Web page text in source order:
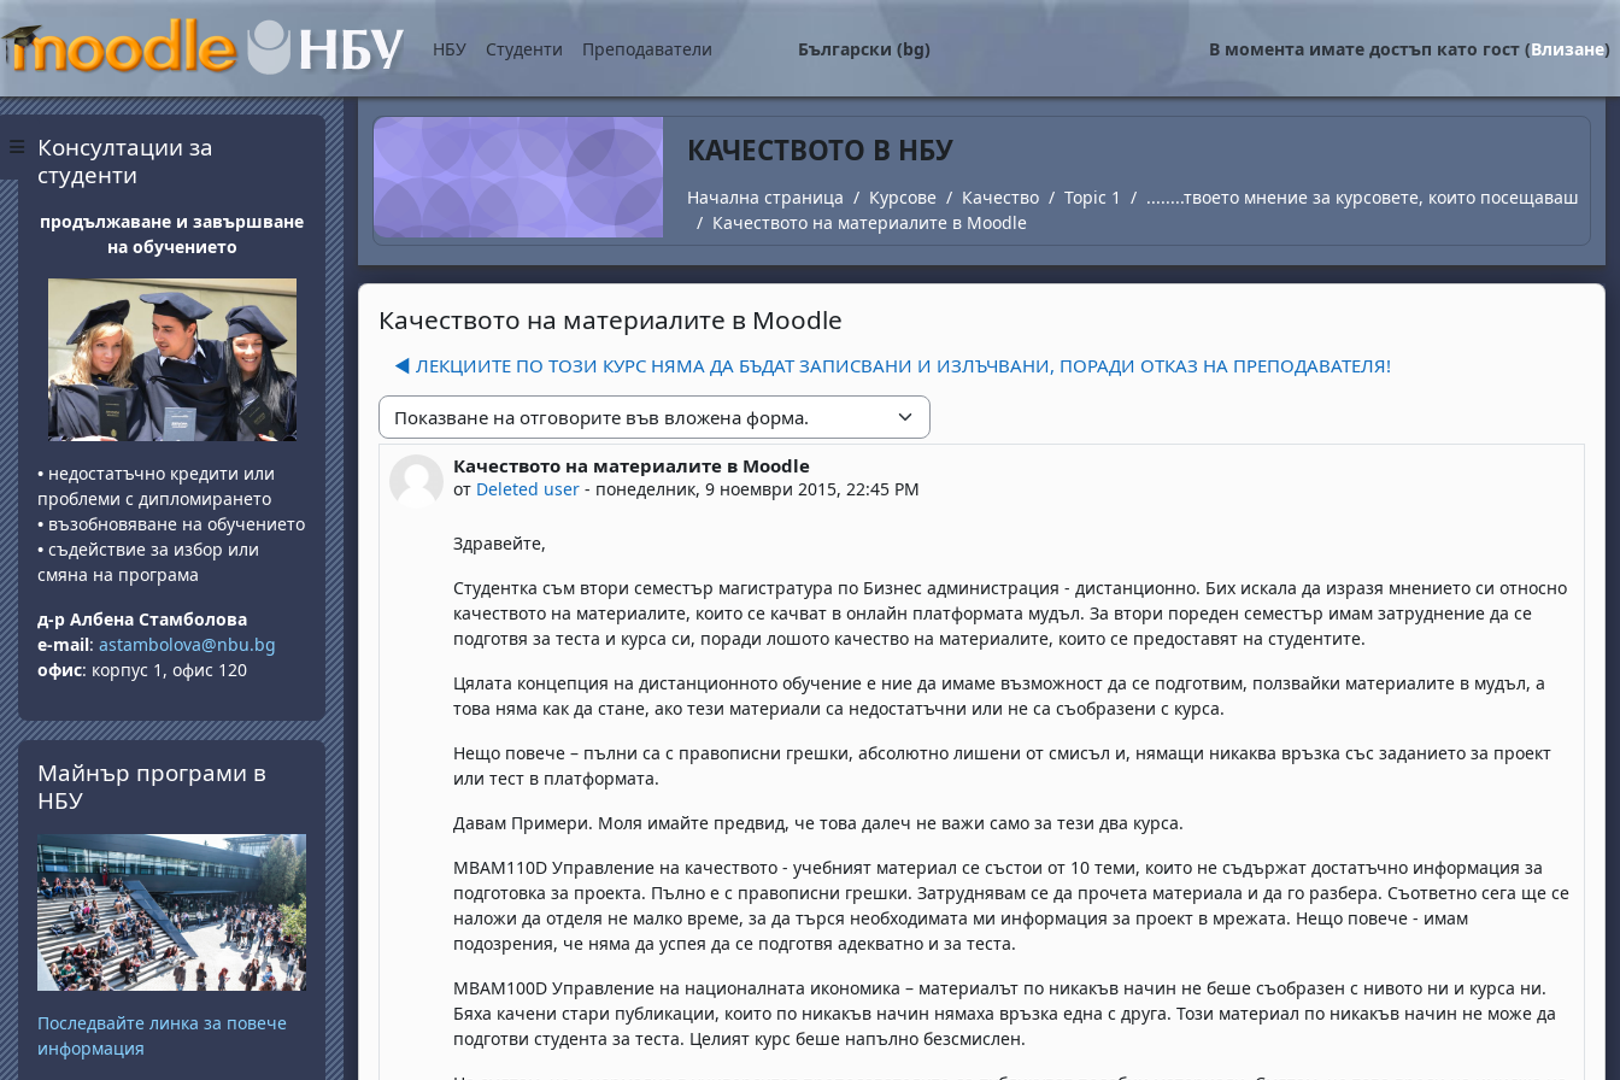
Прескочи на основното съдържание
Страничен панел
НБУ Студенти Преподаватели Български ‎(bg)‎ В момента имате достъп като гост (Влизане)
КАЧЕСТВОТО В НБУ
Начална страница Курсове Качество Topic 1
........твоето мнение за курсовете, които посещаваш
Качеството на материалите в Moodle
Качеството на материалите в Moodle
◀︎ ЛЕКЦИИТЕ ПО ТОЗИ КУРС НЯМА ДА БЪДАТ ЗАПИСВАНИ И ИЗЛЪЧВАНИ, ПОРАДИ ОТКАЗ НА ПРЕПОДАВАТЕЛЯ!
Начин на показване
Качеството на материалите в Moodle
от Deleted user - понеделник, 9 ноември 2015, 22:45 PM
Number of replies: 0
Здравейте,
Студентка съм втори семестър магистратура по Бизнес администрация - дистанционно. Бих искала да изразя мнението си относно
качеството на материалите, които се качват в онлайн платформата мудъл. За втори пореден семестър имам затруднение да се
подготвя за теста и курса си, поради лошото качество на материалите, които се предоставят на студентите.
Цялата концепция на дистанционното обучение е ние да имаме възможност да се подготвим, ползвайки материалите в мудъл, а
това няма как да стане, ако тези материали са недостатъчни или не са съобразени с курса.
Нещо повече – пълни са с правописни грешки, абсолютно лишени от смисъл и, нямащи никаква връзка със заданието за проект
или тест в платформата.
Давам Примери. Моля имайте предвид, че това далеч не важи само за тези два курса.
MBAM110D Управление на качеството - учебният материал се състои от 10 теми, които не съдържат достатъчно информация за
подготовка за проекта. Пълно е с правописни грешки. Затруднявам се да прочета материала и да го разбера. Съответно сега ще се
наложи да отделя не малко време, за да търся необходимата ми информация за проект в мрежата. Нещо повече - имам
подозрения, че няма да успея да се подготвя адекватно и за теста.
MBAM100D Управление на националната икономика – материалът по никакъв начин не беше съобразен с нивото ни и курса ни.
Бяха качени стари публикации, които по никакъв начин нямаха връзка една с друга. Този материал по никакъв начин не може да
подготви студента за теста. Целият курс беше напълно безсмислен.
Блокове
Консултации за
студенти
продължаване и завършване
на обучението
• недостатъчно кредити или
проблеми с дипломирането
• възобновяване на обучението
• съдействие за избор или
смяна на програма
д-р Албена Стамболова
e-mail: astambolova@nbu.bg
офис: корпус 1, офис 120
Прескочи Майнър програми в НБУ
Майнър програми в
НБУ
Последвайте линка за повече
информация